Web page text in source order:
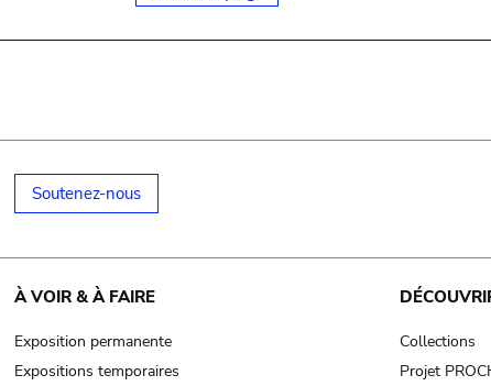
Soutenez-nous
À VOIR & À FAIRE
Exposition permanente
Expositions temporaires
Collections
Projet